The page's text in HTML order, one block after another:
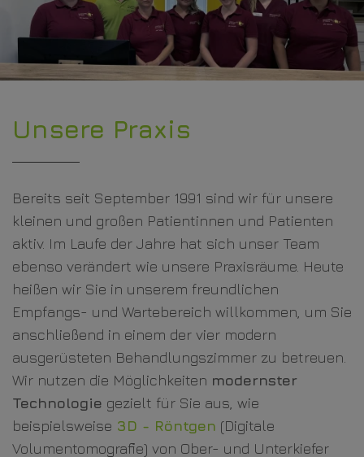
Unsere Praxis
Bereits seit September 1991 sind wir für unsere
kleinen und großen Patientinnen und Patienten
aktiv. Im Laufe der Jahre hat sich unser Team
ebenso verändert wie unsere Praxisräume. Heute
heißen wir Sie in unserem freundlichen
Empfangs- und Wartebereich willkommen, um Sie
anschließend in einem der vier modern
ausgerüsteten Behandlungszimmer zu betreuen.
Wir nutzen die Möglichkeiten modernster
Technologie gezielt für Sie aus, wie
beispielsweise 3D - Röntgen (Digitale
Volumentomografie) von Ober- und Unterkiefer